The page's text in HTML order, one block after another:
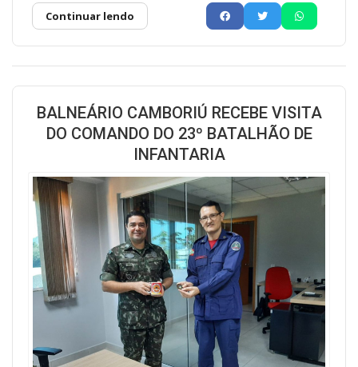
Continuar lendo
BALNEÁRIO CAMBORIÚ RECEBE VISITA
DO COMANDO DO 23º BATALHÃO DE
INFANTARIA